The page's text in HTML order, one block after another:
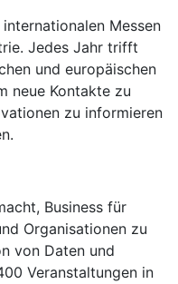
Messen
Jedes Jahr trifft
und europäischen
neue Kontakte zu
zu informieren
Business für
Organisationen zu
von Daten und
Veranstaltungen in